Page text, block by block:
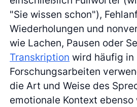
"Sie wissen schon"),
Wiederholungen und
wie Lachen, Pausen oder
Transkription wird häufig in
Forschungsarbeiten
die Art und Weise des
emotionale Kontext